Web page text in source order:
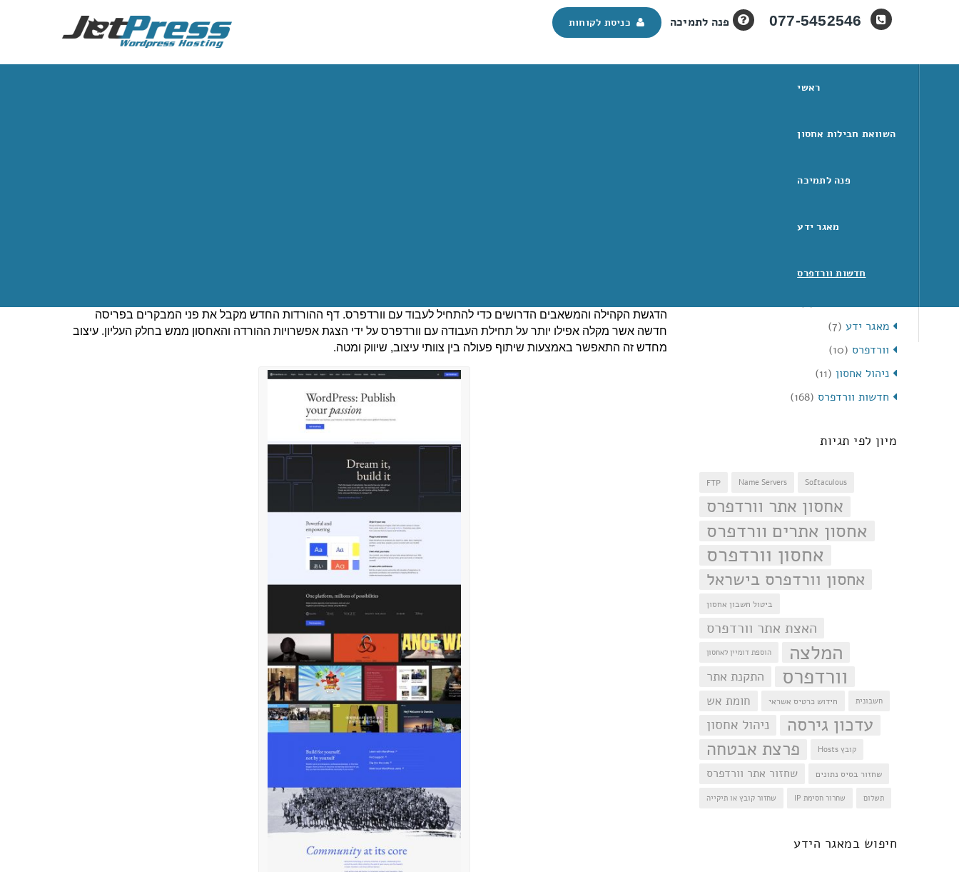
077-5452546 פנה לתמיכה כניסת לקוחות
ראשי
השוואת חבילות אחסון
פנה לתמיכה
מאגר ידע
חדשות וורדפרס
עיצוב חדש לאתר WORDPRESS.ORG
הדגשת הקהילה והמשאבים הדרושים כדי להתחיל לעבוד עם וורדפרס. דף ההורדות החדש מקבל את פני המבקרים בפריסה
חדשה אשר מקלה אפילו יותר על תחילת העבודה עם וורדפרס על ידי הצגת אפשרויות ההורדה והאחסון ממש בחלק העליון. עיצוב
מחדש זה התאפשר באמצעות שיתוף פעולה בין צוותי עיצוב, שיווק ומטה.
מיון לפי קטגוריות
מאגר ידע (7)
וורדפרס (10)
ניהול אחסון (11)
חדשות וורדפרס (168)
מיון לפי תגיות
FTP Name Servers Softaculous
אחסון אתר וורדפרס
אחסון אתרים וורדפרס
אחסון וורדפרס
אחסון וורדפרס בישראל
ביטול חשבון אחסון
האצת אתר וורדפרס
הוספת דומיין לאחסון המלצה
התקנת אתר וורדפרס
חומת אש חידוש כרטיס אשראי חשבונית
ניהול אחסון
עדכון גירסה
פרצת אבטחה
קובץ Hosts
שחזור אתר וורדפרס שחזור בסיס נתונים
שחזור קובץ או תיקייה שחרור חסימת IP תשלום
חיפוש במאגר הידע
חיפוש